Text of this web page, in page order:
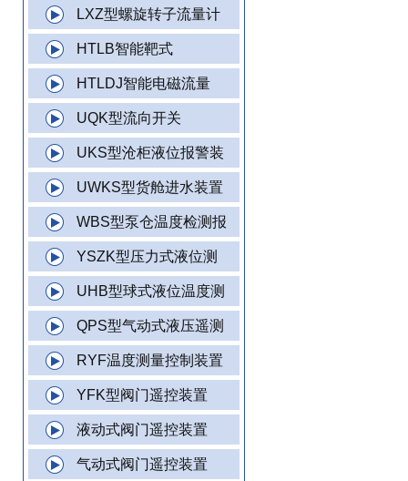
LXZ型螺旋转子流量计
HTLB智能靶式
HTLDJ智能电磁流量
UQK型流向开关
UKS型沧柜液位报警装
UWKS型货舱进水装置
WBS型泵仓温度检测报
YSZK型压力式液位测
UHB型球式液位温度测
QPS型气动式液压遥测
RYF温度测量控制装置
YFK型阀门遥控装置
液动式阀门遥控装置
气动式阀门遥控装置